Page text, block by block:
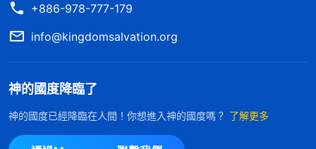
能尊神為大，也没有敬畏神的心，總是注重研究聖經
的字句，却忽略實行聖經中主的話。想想我一直把聖
經中人的話當成是神默示的，真是觸犯了神都不知
道！現在我明白了，對于聖經中耶和華神的説話，主
耶穌的説話，啓示録中的預言以及先知傳達的神的
+886-978-777-179
info@kingdomsalvation.org
神的國度降臨了
神的國度已經降臨在人間！你想進入神的國度嗎？ 了解更多